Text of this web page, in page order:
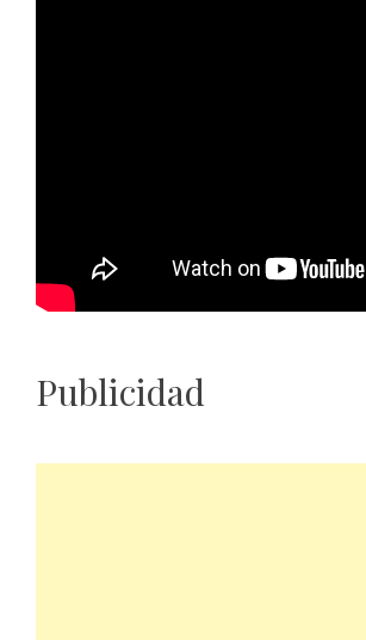
Publicidad